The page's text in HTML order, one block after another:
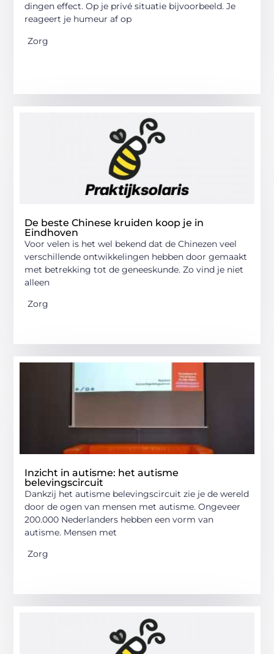
dingen effect. Op je privé situatie bijvoorbeeld. Je
reageert je humeur af op
Zorg
De beste Chinese kruiden koop je in
Eindhoven
Voor velen is het wel bekend dat de Chinezen veel
verschillende ontwikkelingen hebben door gemaakt
met betrekking tot de geneeskunde. Zo vind je niet
alleen
Zorg
Inzicht in autisme: het autisme
belevingscircuit
Dankzij het autisme belevingscircuit zie je de wereld
door de ogen van mensen met autisme. Ongeveer
200.000 Nederlanders hebben een vorm van
autisme. Mensen met
Zorg